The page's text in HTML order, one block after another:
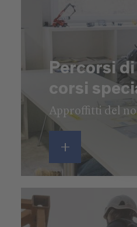
Percorsi
corsi
Approffitti del